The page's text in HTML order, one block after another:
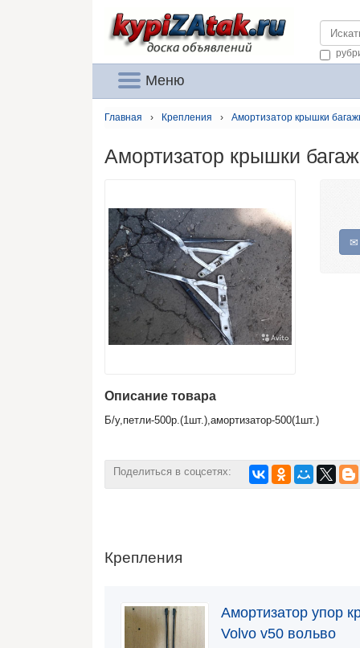
Меню
Главная › Крепления › Амортизатор крышки
Амортизатор крышки
Описание товара
Б/у,петли-500р.(1шт.),амортизатор-500(1шт.)
Поделиться в соцсетях:
Крепления
Амортизатор упор
Volvo v50 вольво